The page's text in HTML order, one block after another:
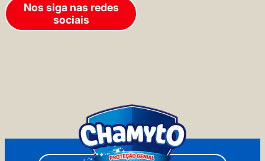
Nos siga nas redes
sociais